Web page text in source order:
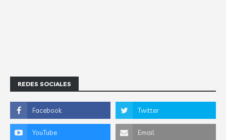
REDES SOCIALES